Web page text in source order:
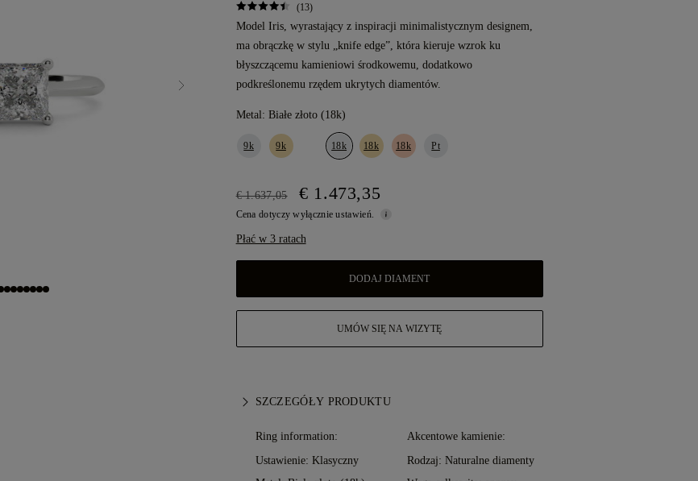
(13)
Model Iris, wyrastający z inspiracji minimalistycznym designem,
ma obrączkę w stylu „knife edge”, która kieruje wzrok ku
błyszczącemu kamieniowi środkowemu, dodatkowo
podkreślonemu rzędem ukrytych diamentów.
Metal: Białe złoto (18k)
9k 9k 18k 18k 18k Pt
€ 1.637,05 € 1.473,35
Cena dotyczy wyłącznie ustawień.
Płać w 3 ratach
DODAJ DIAMENT
UMÓW SIĘ NA WIZYTĘ
SZCZEGÓŁY PRODUKTU
Ring information:
Ustawienie: Klasyczny
Akcentowe kamienie:
Rodzaj: Naturalne diamenty